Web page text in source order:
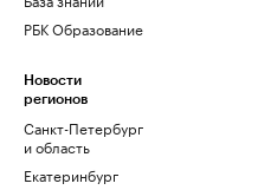
РБК Образование
Новости
регионов
Санкт-Петербург
и область
Екатеринбург